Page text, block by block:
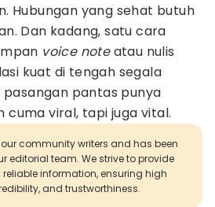
Hubungan yang sehat butuh
Dan kadang, satu cara
voice noteatau nulis
kuat di tengah segala
pasangan pantas punya
cuma viral, tapi juga vital.
community writers and has been
editorial team. We strive to provide
information, ensuring high
and trustworthiness.